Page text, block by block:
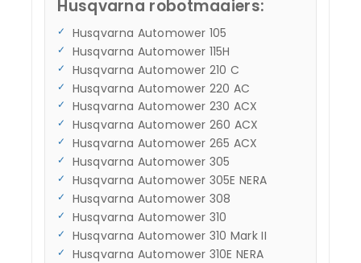
Husqvarna robotmaaiers:
Husqvarna Automower 105
Husqvarna Automower 115H
Husqvarna Automower 210 C
Husqvarna Automower 220 AC
Husqvarna Automower 230 ACX
Husqvarna Automower 260 ACX
Husqvarna Automower 265 ACX
Husqvarna Automower 305
Husqvarna Automower 305E NERA
Husqvarna Automower 308
Husqvarna Automower 310
Husqvarna Automower 310 Mark II
Husqvarna Automower 310E NERA